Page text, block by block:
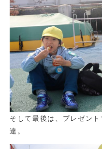
そして最後は、プレゼン
達。